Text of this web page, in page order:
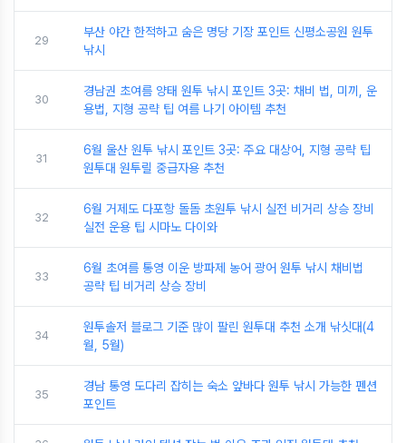
29
부산 야간 한적하고 숨은 명당 기장 포인트 신평소공원 원투
낚시
30
경남권 초여름 양태 원투 낚시 포인트 3곳: 채비 법, 미끼, 운
용법, 지형 공략 팁 여름 나기 아이템 추천
31
6월 울산 원투 낚시 포인트 3곳: 주요 대상어, 지형 공략 팁
원투대 원투릴 중급자용 추천
32
6월 거제도 다포항 돌돔 초원투 낚시 실전 비거리 상승 장비
실전 운용 팁 시마노 다이와
33
6월 초여름 통영 이운 방파제 농어 광어 원투 낚시 채비법
공략 팁 비거리 상승 장비
34
원투솔저 블로그 기준 많이 팔린 원투대 추천 소개 낚싯대(4
월, 5월)
35
경남 통영 도다리 잡히는 숙소 앞바다 원투 낚시 가능한 펜션
포인트